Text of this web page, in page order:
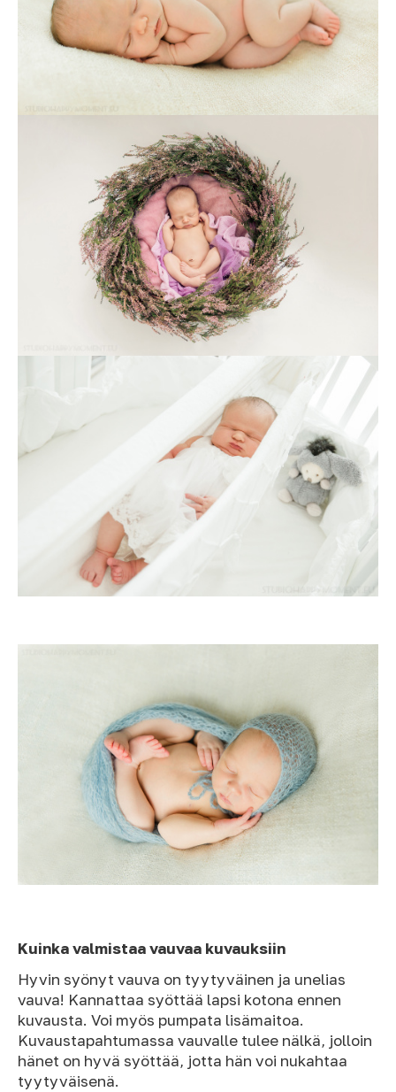
Kuinka valmistaa vauvaa kuvauksiin
Hyvin syönyt vauva on tyytyväinen ja unelias
vauva! Kannattaa syöttää lapsi kotona ennen
kuvausta. Voi myös pumpata lisämaitoa.
Kuvaustapahtumassa vauvalle tulee nälkä, jolloin
hänet on hyvä syöttää, jotta hän voi nukahtaa
tyytyväisenä.